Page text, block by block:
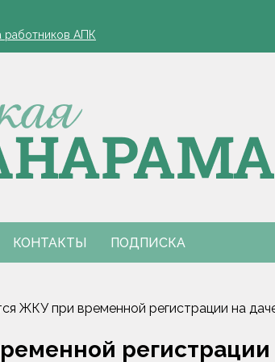
если у работника нет билетов, разъяснили в
работников АПК
обязательна
Столинском районе
и предложил ускорить реализацию
если у работника нет билетов, разъяснили в
АПК
обязательна
Столинском районе
и предложил ускорить реализацию
КОНТАКТЫ ПОДПИСКА
ЖКУ при временной регистрации на
регистрации